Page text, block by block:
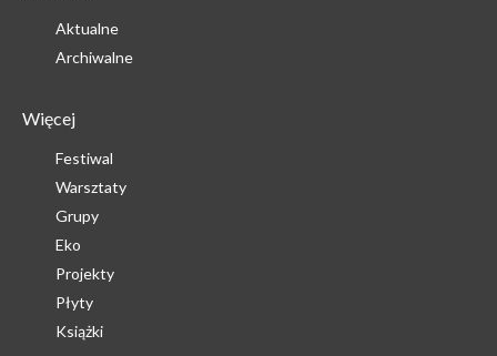
Aktualne
Archiwalne
Więcej
Festiwal
Warsztaty
Grupy
Eko
Projekty
Płyty
Książki